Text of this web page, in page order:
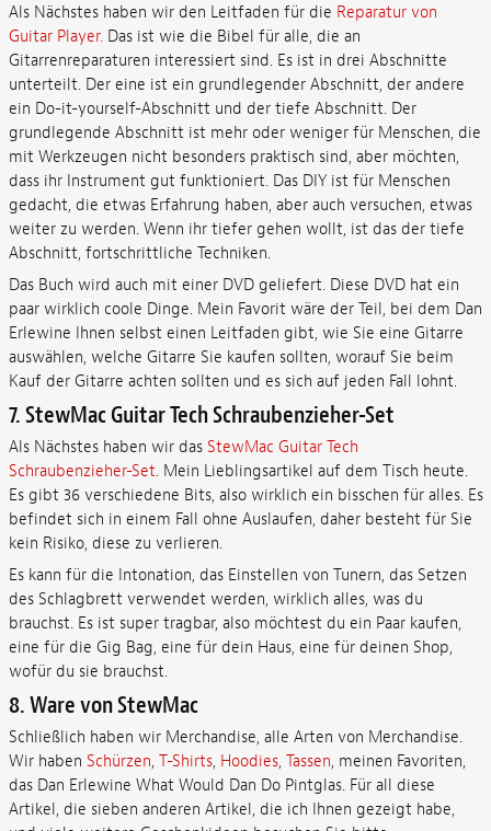
Als Nächstes haben wir den Leitfaden für die Reparatur von
Guitar Player.Das ist wie die Bibel für alle, die an
Gitarrenreparaturen interessiert sind. Es ist in drei Abschnitte
unterteilt. Der eine ist ein grundlegender Abschnitt, der andere
ein Do-it-yourself-Abschnitt und der tiefe Abschnitt. Der
grundlegende Abschnitt ist mehr oder weniger für Menschen, die
mit Werkzeugen nicht besonders praktisch sind, aber möchten,
dass ihr Instrument gut funktioniert. Das DIY ist für Menschen
gedacht, die etwas Erfahrung haben, aber auch versuchen, etwas
weiter zu werden. Wenn ihr tiefer gehen wollt, ist das der tiefe
Abschnitt, fortschrittliche Techniken.
Das Buch wird auch mit einer DVD geliefert. Diese DVD hat ein
paar wirklich coole Dinge. Mein Favorit wäre der Teil, bei dem Dan
Erlewine Ihnen selbst einen Leitfaden gibt, wie Sie eine Gitarre
auswählen, welche Gitarre Sie kaufen sollten, worauf Sie beim
Kauf der Gitarre achten sollten und es sich auf jeden Fall lohnt.
7. StewMac Guitar Tech Schraubenzieher-Set
Als Nächstes haben wir das StewMac Guitar Tech
Schraubenzieher-Set. Mein Lieblingsartikel auf dem Tisch heute.
Es gibt 36 verschiedene Bits, also wirklich ein bisschen für alles. Es
befindet sich in einem Fall ohne Auslaufen, daher besteht für Sie
kein Risiko, diese zu verlieren.
Es kann für die Intonation, das Einstellen von Tunern, das Setzen
des Schlagbrett verwendet werden, wirklich alles, was du
brauchst. Es ist super tragbar, also möchtest du ein Paar kaufen,
eine für die Gig Bag, eine für dein Haus, eine für deinen Shop,
wofür du sie brauchst.
8. Ware von StewMac
Schließlich haben wir Merchandise, alle Arten von Merchandise.
Wir haben Schürzen, T-Shirts, Hoodies, Tassen, meinen Favoriten,
das Dan Erlewine What Would Dan Do Pintglas. Für all diese
Artikel, die sieben anderen Artikel, die ich Ihnen gezeigt habe,